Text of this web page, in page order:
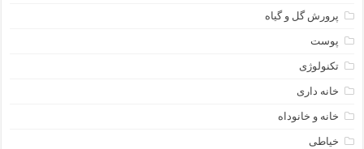
پرورش گل و گیاه
پوست
تکنولوژی
خانه داری
خانه و خانوداه
خیاطی